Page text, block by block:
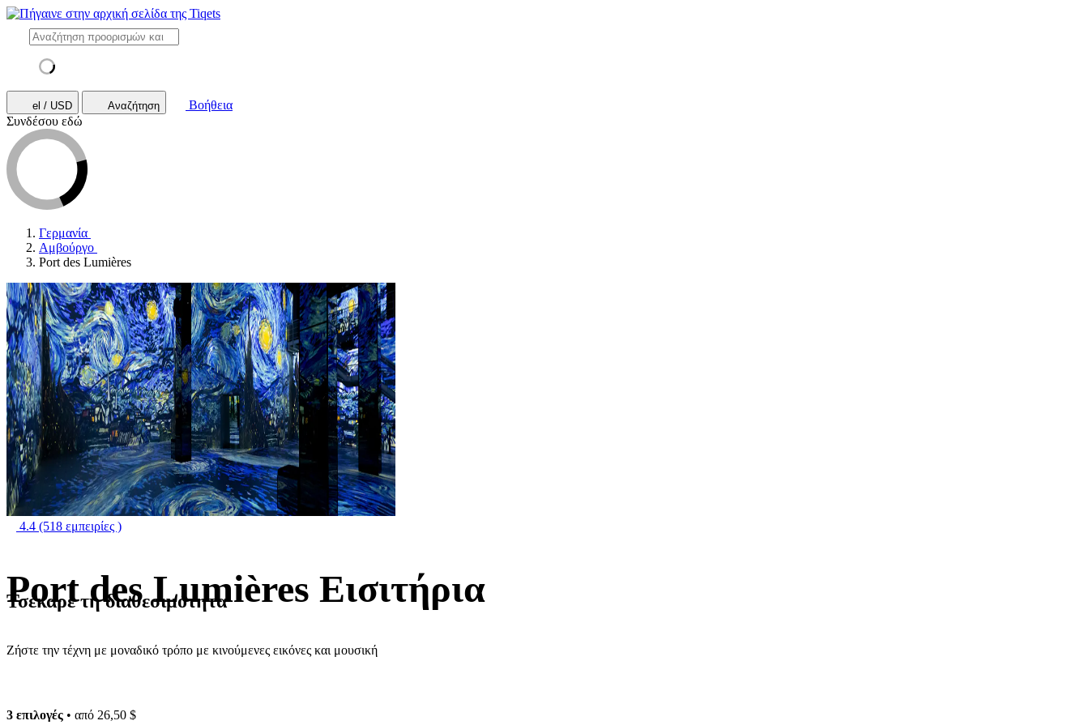
el / USD Αναζήτηση
Βοήθεια
Συνδέσου εδώ
Γερμανία
Αμβούργο
Port des Lumières
4.4 (518 εμπειρίες )
Port des Lumières Εισιτήρια
Ζήστε την τέχνη με μοναδικό τρόπο με κινούμενες εικόνες και μουσική
Τσέκαρε τη διαθεσιμότητα
3 επιλογές • από 26,50 $